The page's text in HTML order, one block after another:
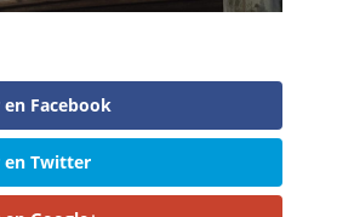
Facebook
Twitter